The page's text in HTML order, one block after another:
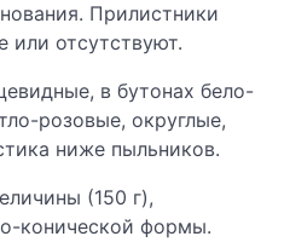
Прилистники
или отсутствуют.
в бутонах бело-
розовые, округлые,
ниже пыльников.
(150 г),
конической формы.